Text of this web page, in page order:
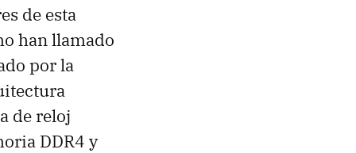
de esta
han llamado
por la
de reloj
DDR4 y